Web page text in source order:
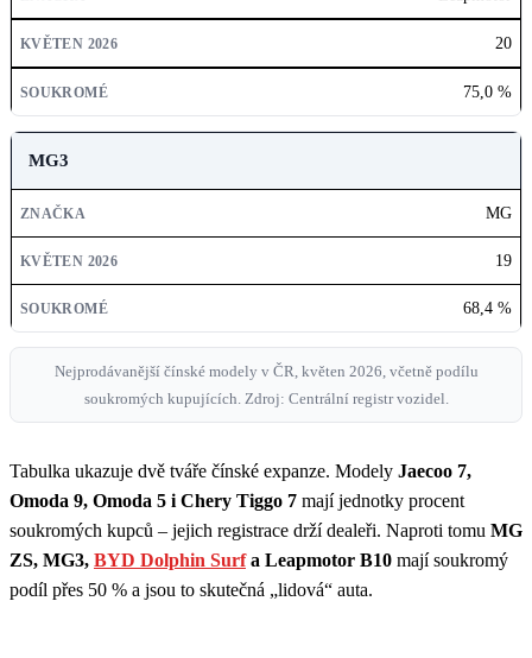
20
75,0 %
MG3
MG
19
68,4 %
Nejprodávanější čínské modely v ČR, květen 2026, včetně podílu
soukromých kupujících. Zdroj: Centrální registr vozidel.
Tabulka ukazuje dvě tváře čínské expanze. Modely Jaecoo 7,
Omoda 9, Omoda 5 i Chery Tiggo 7 mají jednotky procent
soukromých kupců – jejich registrace drží dealeři. Naproti tomu MG
ZS, MG3, BYD Dolphin Surfa Leapmotor B10 mají soukromý
podíl přes 50 % a jsou to skutečná „lidová“ auta.